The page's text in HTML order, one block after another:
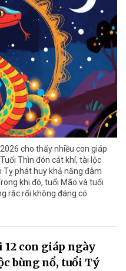
cho thấy nhiều con giáp
Thìn đón cát khí, tài lộc
Tỵ phát huy khả năng đàm
khi đó, tuổi Mão và tuổi
rắc rối không đáng có.
con giáp ngày
bùng nổ, tuổi Tý